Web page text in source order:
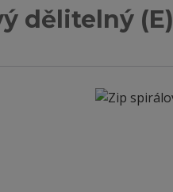
dělitelný (E)